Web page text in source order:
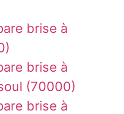
brise à
brise à
(70000)
brise à